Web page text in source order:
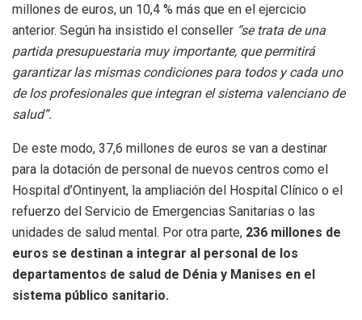
millones de euros, un 10,4 % más que en el ejercicio
anterior. Según ha insistido el conseller “se trata de una
partida presupuestaria muy importante, que permitirá
garantizar las mismas condiciones para todos y cada uno
de los profesionales que integran el sistema valenciano de
salud”.
De este modo, 37,6 millones de euros se van a destinar
para la dotación de personal de nuevos centros como el
Hospital d’Ontinyent, la ampliación del Hospital Clínico o el
refuerzo del Servicio de Emergencias Sanitarias o las
unidades de salud mental. Por otra parte, 236 millones de
euros se destinan a integrar al personal de los
departamentos de salud de Dénia y Manises en el
sistema público sanitario.